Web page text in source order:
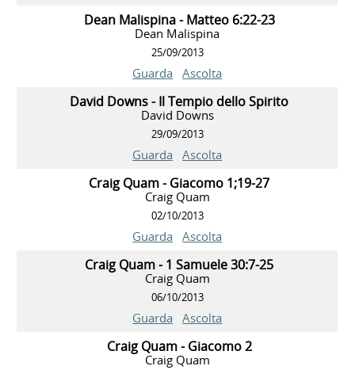
Dean Malispina - Matteo 6:22-23
Dean Malispina
25/09/2013
Guarda Ascolta
David Downs - Il Tempio dello Spirito
David Downs
29/09/2013
Guarda Ascolta
Craig Quam - Giacomo 1;19-27
Craig Quam
02/10/2013
Guarda Ascolta
Craig Quam - 1 Samuele 30:7-25
Craig Quam
06/10/2013
Guarda Ascolta
Craig Quam - Giacomo 2
Craig Quam